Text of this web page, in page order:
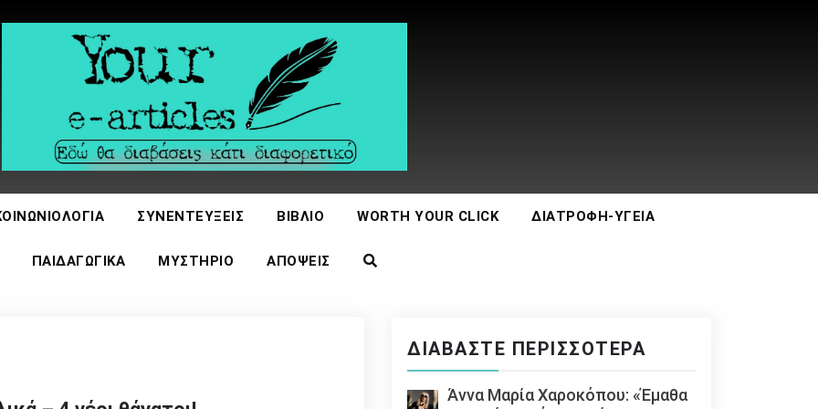
ΣΥΝΕΝΤΕΎΞΕΙΣ ΒΙΒΛΊΟ WORTH YOUR CLICK ΔΙΑΤΡΟΦΉ-ΥΓΕΊΑ
ΠΑΙΔΑΓΩΓΙΚΆ ΜΥΣΤΉΡΙΟ ΑΠΌΨΕΙΣ
ΔΙΑΒΆΣΤΕ ΠΕΡΙΣΣΌΤΕΡΑ
Άννα Μαρία Χαροκόπου: «Έμαθα